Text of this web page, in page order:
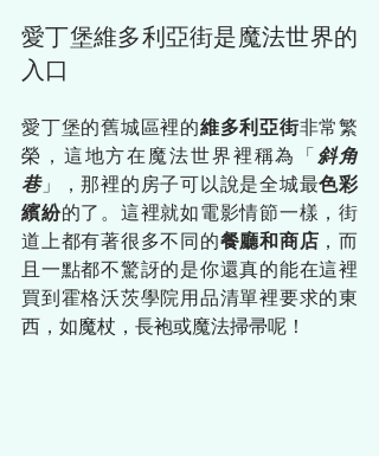
愛丁堡維多利亞街是魔法世界的
入口
愛丁堡的舊城區裡的維多利亞街非常繁
榮，這地方在魔法世界裡稱為「斜角
巷」，那裡的房子可以說是全城最色彩
繽紛的了。這裡就如電影情節一樣，街
道上都有著很多不同的餐廳和商店 ，而
且一點都不驚訝的是你還真的能在這裡
買到霍格沃茨學院用品清單裡要求的東
西，如魔杖，長袍或魔法掃帚呢！